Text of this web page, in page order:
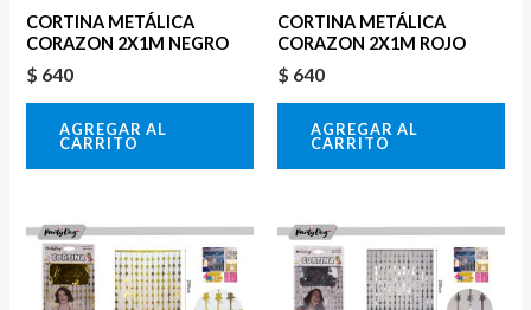
CORTINA METÁLICA
CORAZON 2X1M NEGRO
$ 640
AGREGAR AL
CARRITO
CORTINA METÁLICA
CORAZON 2X1M ROJO
$ 640
AGREGAR AL
CARRITO